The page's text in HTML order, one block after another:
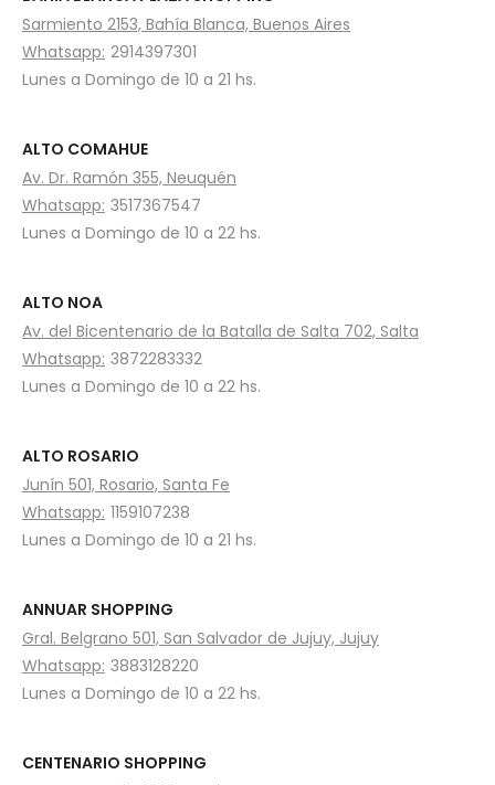
Sarmiento 2153, Bahía Blanca, Buenos Aires
Whatsapp: 2914397301
Lunes a Domingo de 10 a 21 hs.
ALTO COMAHUE
Av. Dr. Ramón 355, Neuquén
Whatsapp: 3517367547
Lunes a Domingo de 10 a 22 hs.
ALTO NOA
Av. del Bicentenario de la Batalla de Salta 702, Salta
Whatsapp: 3872283332
Lunes a Domingo de 10 a 22 hs.
ALTO ROSARIO
Junín 501, Rosario, Santa Fe
Whatsapp: 1159107238
Lunes a Domingo de 10 a 21 hs.
ANNUAR SHOPPING
Gral. Belgrano 501, San Salvador de Jujuy, Jujuy
Whatsapp: 3883128220
Lunes a Domingo de 10 a 22 hs.
CENTENARIO SHOPPING